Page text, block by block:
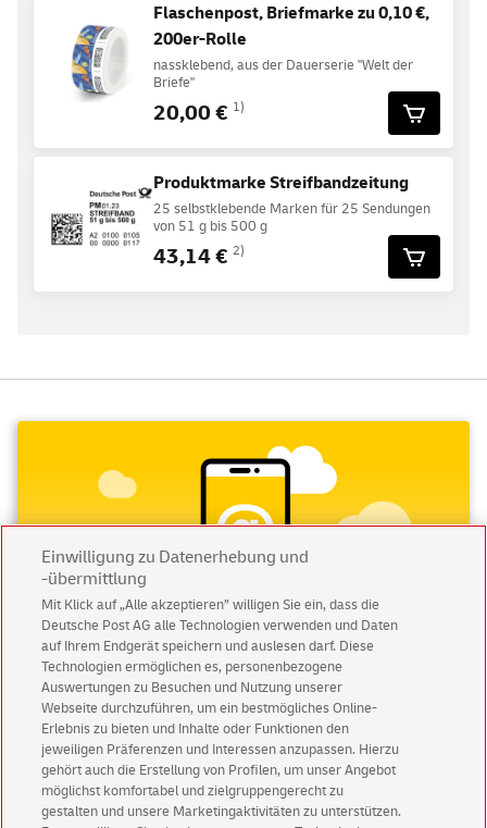
Flaschenpost, Briefmarke zu 0,10 €,
200er-Rolle
nassklebend, aus der Dauerserie "Welt der
Briefe"
20,00 € 1)
Produktmarke Streifbandzeitung
25 selbstklebende Marken für 25 Sendungen
von 51 g bis 500 g
43,14 € 2)
Abonnieren Sie unseren Newsletter
Immer informiert über exklusive Angebote und
Aktionen - jetzt mit Vorteil
Privatkundensichern sich einen5 € Gutschein
Einwilligung zu Datenerhebung und
-übermittlung
Mit Klick auf „Alle akzeptieren” willigen Sie ein, dass die
Deutsche Post AG alle Technologien verwenden und Daten
auf Ihrem Endgerät speichern und auslesen darf. Diese
Technologien ermöglichen es, personenbezogene
Auswertungen zu Besuchen und Nutzung unserer
Webseite durchzuführen, um ein bestmögliches Online-
Erlebnis zu bieten und Inhalte oder Funktionen den
jeweiligen Präferenzen und Interessen anzupassen. Hierzu
gehört auch die Erstellung von Profilen, um unser Angebot
möglichst komfortabel und zielgruppengerecht zu
gestalten und unsere Marketingaktivitäten zu unterstützen.